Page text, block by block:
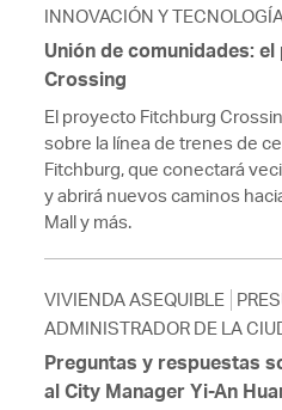
INNOVACIÓN Y
Unión de comunidades:
Crossing
El proyecto Fitchburg
sobre la línea de trenes de
Fitchburg, que conectará
y abrirá nuevos caminos
Mall y más.
VIVIENDA ASEQUIBLE
ADMINISTRADOR DE LA
Preguntas y respuestas
al City Manager Yi-An